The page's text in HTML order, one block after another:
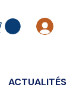
ACTUALITÉS